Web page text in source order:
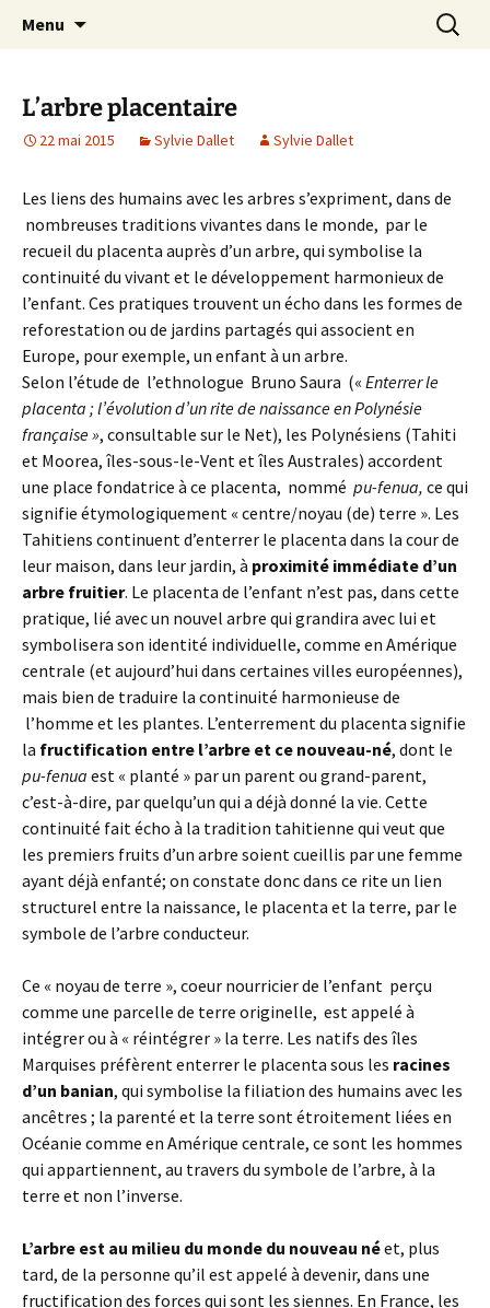
Les arts foreztiers
Festival de création contemporaine à
Chavaniac-Lafayette, Forez, Haute-loire,
Menu
L’arbre placentaire
22 mai 2015 Sylvie Dallet Sylvie Dallet
Les liens des humains avec les arbres s’expriment, dans de
nombreuses traditions vivantes dans le monde, par le
recueil du placenta auprès d’un arbre, qui symbolise la
continuité du vivant et le développement harmonieux de
l’enfant. Ces pratiques trouvent un écho dans les formes de
reforestation ou de jardins partagés qui associent en
Europe, pour exemple, un enfant à un arbre.
Selon l’étude de l’ethnologue Bruno Saura (« Enterrer le
placenta ; l’évolution d’un rite de naissance en Polynésie
française », consultable sur le Net), les Polynésiens (Tahiti
et Moorea, îles-sous-le-Vent et îles Australes) accordent
une place fondatrice à ce placenta, nommé pu-fenua, ce qui
signifie étymologiquement « centre/noyau (de) terre ». Les
Tahitiens continuent d’enterrer le placenta dans la cour de
leur maison, dans leur jardin, à proximité immédiate d’un
arbre fruitier. Le placenta de l’enfant n’est pas, dans cette
pratique, lié avec un nouvel arbre qui grandira avec lui et
symbolisera son identité individuelle, comme en Amérique
centrale (et aujourd’hui dans certaines villes européennes),
mais bien de traduire la continuité harmonieuse de
l’homme et les plantes. L’enterrement du placenta signifie
la fructification entre l’arbre et ce nouveau-né, dont le
pu-fenua est « planté » par un parent ou grand-parent,
c’est-à-dire, par quelqu’un qui a déjà donné la vie. Cette
continuité fait écho à la tradition tahitienne qui veut que
les premiers fruits d’un arbre soient cueillis par une femme
ayant déjà enfanté; on constate donc dans ce rite un lien
structurel entre la naissance, le placenta et la terre, par le
symbole de l’arbre conducteur.
Ce « noyau de terre », coeur nourricier de l’enfant perçu
comme une parcelle de terre originelle, est appelé à
intégrer ou à « réintégrer » la terre. Les natifs des îles
Marquises préfèrent enterrer le placenta sous les racines
d’un banian, qui symbolise la filiation des humains avec les
ancêtres ; la parenté et la terre sont étroitement liées en
Océanie comme en Amérique centrale, ce sont les hommes
qui appartiennent, au travers du symbole de l’arbre, à la
terre et non l’inverse.
L’arbre est au milieu du monde du nouveau néet, plus
tard, de la personne qu’il est appelé à devenir, dans une
fructification des forces qui sont les siennes. En France, les